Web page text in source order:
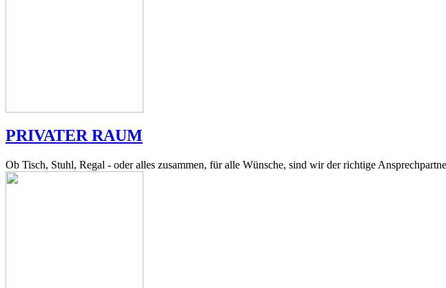
PRIVATER RAUM
Ob Tisch, Stuhl, Regal - oder alles zusammen, für alle Wünsche, sind wir der richtige